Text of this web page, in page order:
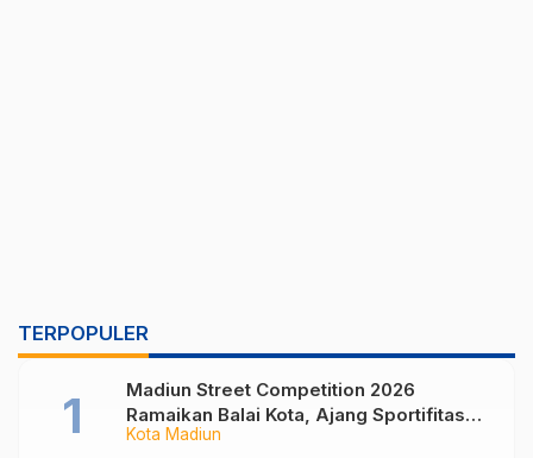
TERPOPULER
Kota Madiun
Madiun Street Competition 2026
Ramaikan Balai Kota, Ajang Sportifitas
Anak Muda dari Basket 3×3 hingga Mural